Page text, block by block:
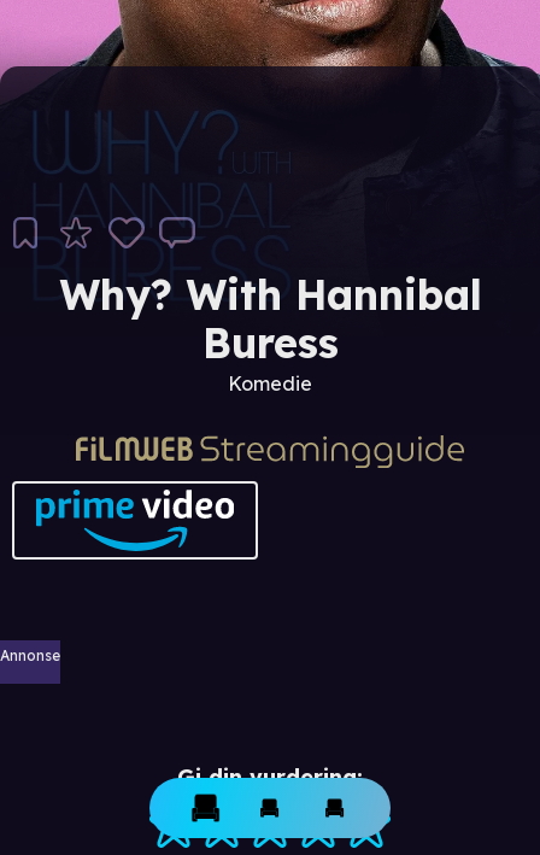
Why? With Hannibal
Buress
Komedie
Annonse
Gi din vurdering: